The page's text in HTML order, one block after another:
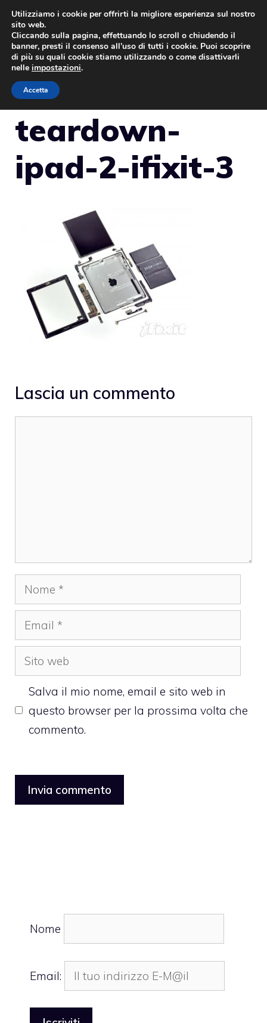
Vai
contenuto
teardown-
ipad-2-ifixit-3
Lascia un commento
Nome
Email
Sito
web
Salva il mio nome, email e sito web in
questo browser per la prossima volta che
commento.
Nome
Email:
Utilizziamo i cookie per offrirti la migliore esperienza sul nostro
sito web.
Cliccando sulla pagina, effettuando lo scroll o chiudendo il
banner, presti il consenso all’uso di tutti i cookie. Puoi scoprire
di più su quali cookie stiamo utilizzando o come disattivarli
nelle impostazioni.
Accetta